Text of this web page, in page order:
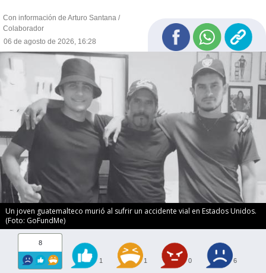
Con información de Arturo Santana /
Colaborador
06 de agosto de 2026, 16:28
Un joven guatemalteco murió al sufrir un accidente vial en Estados Unidos.
(Foto: GoFundMe)
8
1 1 0 6